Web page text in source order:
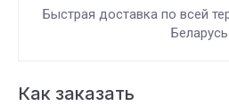
Быстрая доставка по всей
Беларусь
Как заказать